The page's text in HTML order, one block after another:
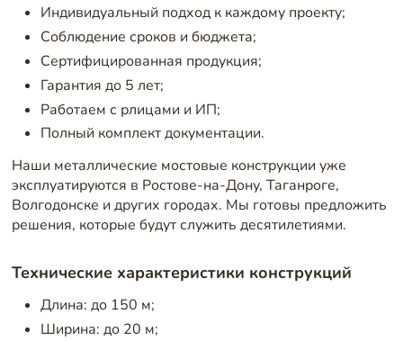
Индивидуальный подход к каждому проекту;
Соблюдение сроков и бюджета;
Сертифицированная продукция;
Гарантия до 5 лет;
Работаем с рлицами и ИП;
Полный комплект документации.
Наши металлические мостовые конструкции уже
эксплуатируются в Ростове-на-Дону, Таганроге,
Волгодонске и других городах. Мы готовы предложить
решения, которые будут служить десятилетиями.
Технические характеристики конструкций
Длина: до 150 м;
Ширина: до 20 м;